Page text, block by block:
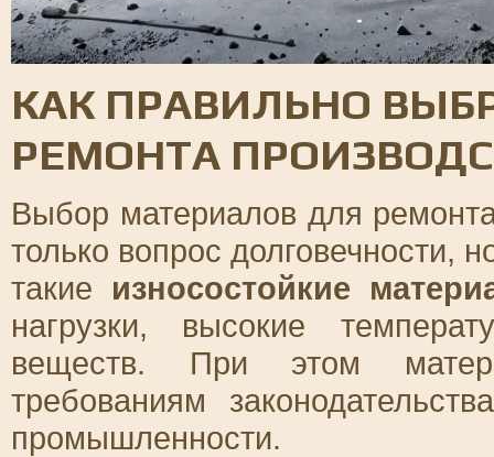
КАК ПРАВИЛЬНО
РЕМОНТА
Выбор материалов для
только вопрос долговечности,
такие износостойкие
нагрузки, высокие
веществ. При этом
требованиям
промышленности.